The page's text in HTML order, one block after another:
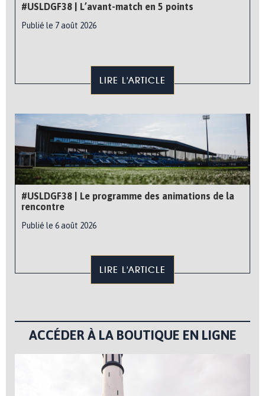
#USLDGF38 | L’avant-match en 5 points
Publié le 7 août 2026
LIRE L'ARTICLE
#USLDGF38 | Le programme des animations de la
rencontre
Publié le 6 août 2026
LIRE L'ARTICLE
ACCÉDER À LA BOUTIQUE EN LIGNE